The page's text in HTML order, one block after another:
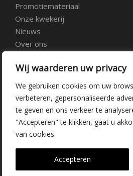
Wij waarderen uw privacy
We gebruiken cookies om uw
verbeteren, gepersonaliseerde
te geven en ons verkeer te
"Accepteren" te klikken, gaat u
van cookies.
Accepteren
Promotiemateriaal
Onze kwekerij
Nieuws
Over ons
Vacatures
Contact
Kwekerij Delfgauw
Vrederustlaan 10
2645 AW Delfgauw